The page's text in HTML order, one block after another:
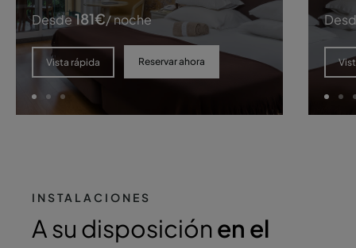
Desde181€/ noche
Vista rápida Reservar ahora
INSTALACIONES
A su disposiciónen el